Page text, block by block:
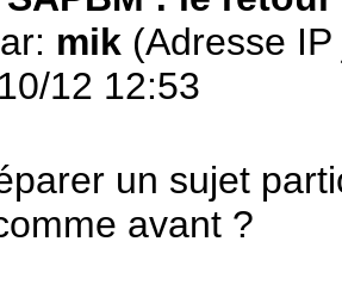
mik (Adresse
12 12:53
un sujet
avant ?